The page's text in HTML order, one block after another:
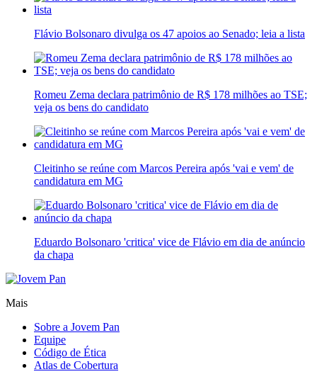
Flávio Bolsonaro divulga os 47 apoios ao Senado; leia a lista
Romeu Zema declara patrimônio de R$ 178 milhões ao TSE;
veja os bens do candidato
Cleitinho se reúne com Marcos Pereira após 'vai e vem' de
candidatura em MG
Eduardo Bolsonaro 'critica' vice de Flávio em dia de anúncio
da chapa
Mais
Sobre a Jovem Pan
Equipe
Código de Ética
Atlas de Cobertura